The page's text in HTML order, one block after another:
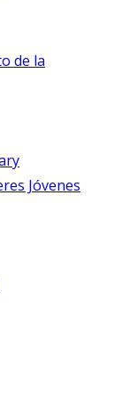
de la
Jóvenes